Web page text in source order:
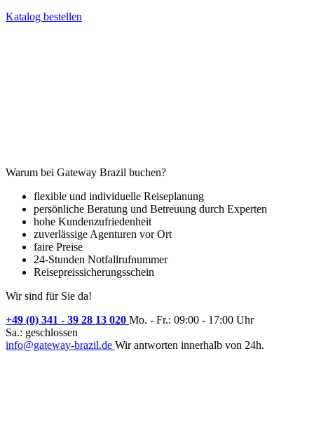
Katalog bestellen
Warum bei Gateway Brazil buchen?
flexible und individuelle Reiseplanung
persönliche Beratung und Betreuung durch Experten
hohe Kundenzufriedenheit
zuverlässige Agenturen vor Ort
faire Preise
24-Stunden Notfallrufnummer
Reisepreissicherungsschein
Wir sind für Sie da!
+49 (0) 341 - 39 28 13 020 Mo. - Fr.: 09:00 - 17:00 Uhr
Sa.: geschlossen
info@gateway-brazil.de Wir antworten innerhalb von 24h.